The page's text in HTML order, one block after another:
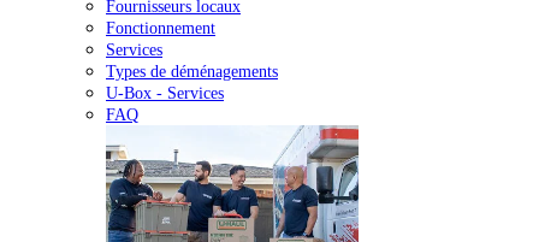
Fournisseurs locaux
Fonctionnement
Services
Types de déménagements
U-Box - Services
FAQ